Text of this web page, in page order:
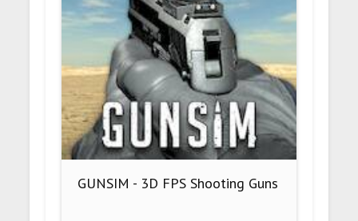
GUNSIM - 3D FPS Shooting Guns